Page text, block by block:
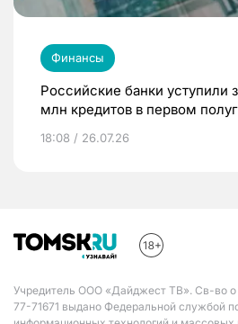
Финансы
Российские банки уступили
млн кредитов в первом
18:08 / 26.07.26
Учредитель ООО «Дайджест ТВ». Св-во
77-71671 выдано Федеральной службой